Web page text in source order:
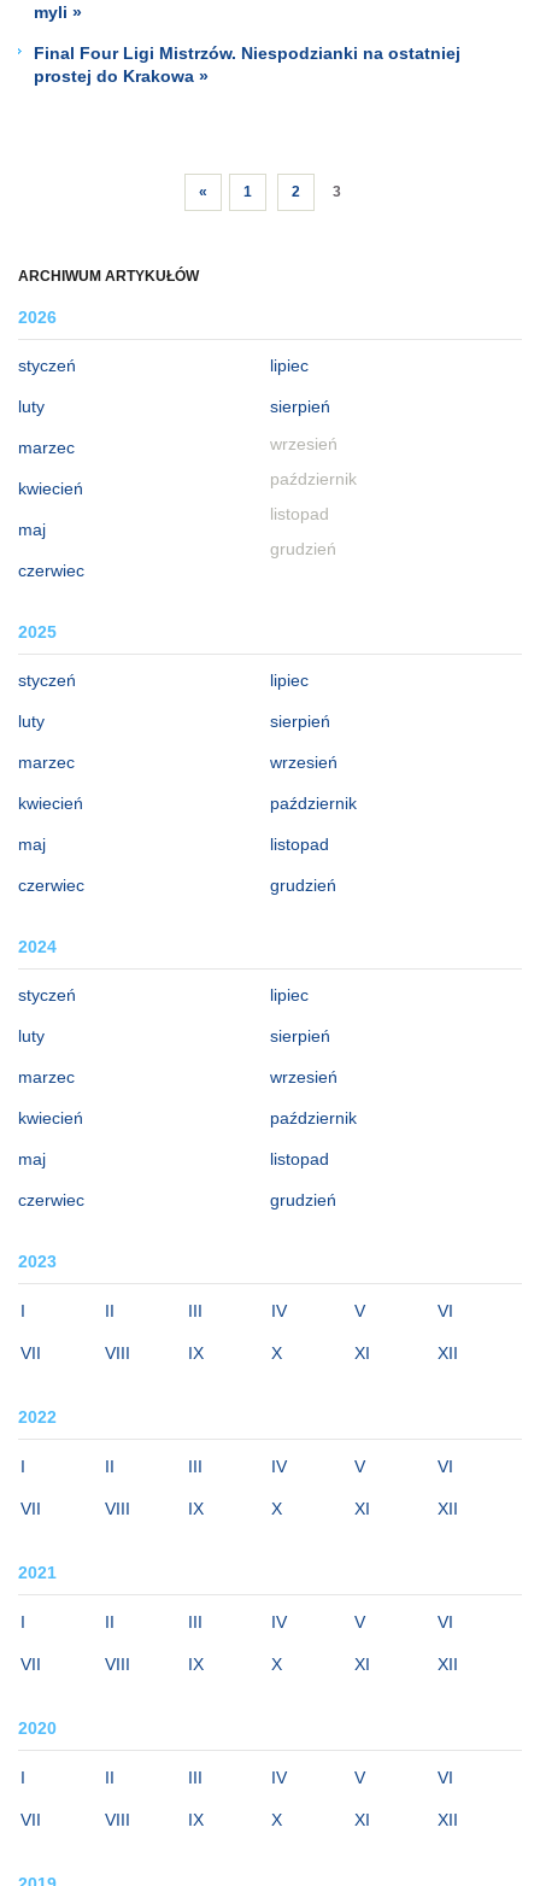
ARCHIWUM ARTYKUŁÓW
2026
styczeń
luty
marzec
kwiecień
maj
czerwiec
lipiec
sierpień
wrzesień
październik
listopad
grudzień
2025
styczeń
luty
marzec
kwiecień
maj
czerwiec
lipiec
sierpień
wrzesień
październik
listopad
grudzień
2024
styczeń
luty
marzec
kwiecień
maj
czerwiec
lipiec
sierpień
wrzesień
październik
listopad
grudzień
2023
I II III IV V VI
VII VIII IX X XI XII
2022
I II III IV V VI
VII VIII IX X XI XII
2021
I II III IV V VI
VII VIII IX X XI XII
2020
I II III IV V VI
VII VIII IX X XI XII
myli »
Final Four Ligi Mistrzów. Niespodzianki na ostatniej
prostej do Krakowa »
« 1 2 3